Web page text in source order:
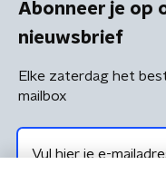
Abonneer je op
nieuwsbrief
Elke zaterdag het
mailbox